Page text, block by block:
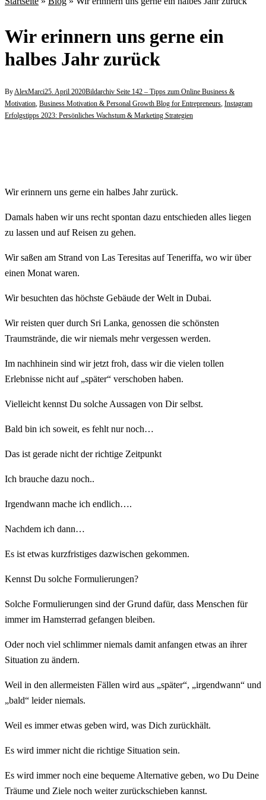
Wir erinnern uns gerne ein
halbes Jahr zurück
ByAlexMarci25. April 2020Bildarchiv Seite 142 – Tipps zum Online Business &
Motivation, Business Motivation & Personal Growth Blog for Entrepreneurs, Instagram
Erfolgstipps 2023: Persönliches Wachstum & Marketing Strategien
Wir erinnern uns gerne ein halbes Jahr zurück.
Damals haben wir uns recht spontan dazu entschieden alles liegen
zu lassen und auf Reisen zu gehen.
Wir saßen am Strand von Las Teresitas auf Teneriffa, wo wir über
einen Monat waren.
Wir besuchten das höchste Gebäude der Welt in Dubai.
Wir reisten quer durch Sri Lanka, genossen die schönsten
Traumstrände, die wir niemals mehr vergessen werden.
Im nachhinein sind wir jetzt froh, dass wir die vielen tollen
Erlebnisse nicht auf „später“ verschoben haben.
Vielleicht kennst Du solche Aussagen von Dir selbst.
Bald bin ich soweit, es fehlt nur noch…
Das ist gerade nicht der richtige Zeitpunkt
Ich brauche dazu noch..
Irgendwann mache ich endlich….
Nachdem ich dann…
Es ist etwas kurzfristiges dazwischen gekommen.
Kennst Du solche Formulierungen?
Solche Formulierungen sind der Grund dafür, dass Menschen für
immer im Hamsterrad gefangen bleiben.
Oder noch viel schlimmer niemals damit anfangen etwas an ihrer
Situation zu ändern.
Weil in den allermeisten Fällen wird aus „später“, „irgendwann“ und
„bald“ leider niemals.
Weil es immer etwas geben wird, was Dich zurückhält.
Es wird immer nicht die richtige Situation sein.
Es wird immer noch eine bequeme Alternative geben, wo Du Deine
Träume und Ziele noch weiter zurückschieben kannst.